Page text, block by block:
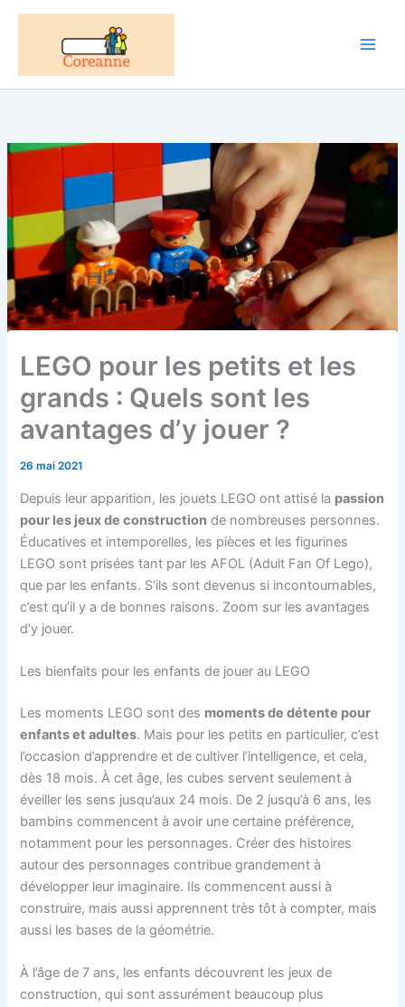
Aller
LEGO pour les petits et les
grands : Quels sont les
avantages d’y jouer ?
26 mai 2021
Depuis leur apparition, les jouets LEGO ont attisé la passion
pour les jeux de construction de nombreuses personnes.
Éducatives et intemporelles, les pièces et les figurines
LEGO sont prisées tant par les AFOL (Adult Fan Of Lego),
que par les enfants. S’ils sont devenus si incontournables,
c’est qu’il y a de bonnes raisons. Zoom sur les avantages
d’y jouer.
Les bienfaits pour les enfants de jouer au LEGO
Les moments LEGO sont des moments de détente pour
enfants et adultes. Mais pour les petits en particulier, c’est
l’occasion d’apprendre et de cultiver l’intelligence, et cela,
dès 18 mois. À cet âge, les cubes servent seulement à
éveiller les sens jusqu’aux 24 mois. De 2 jusqu’à 6 ans, les
bambins commencent à avoir une certaine préférence,
notamment pour les personnages. Créer des histoires
autour des personnages contribue grandement à
développer leur imaginaire. Ils commencent aussi à
construire, mais aussi apprennent très tôt à compter, mais
aussi les bases de la géométrie.
À l’âge de 7 ans, les enfants découvrent les jeux de
construction, qui sont assurément beaucoup plus